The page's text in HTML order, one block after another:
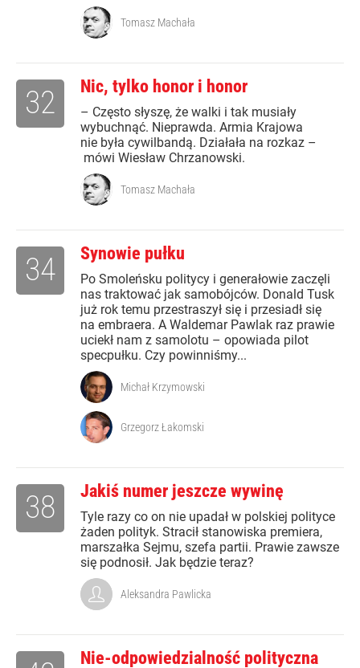
Tomasz Machała
Nic, tylko honor i honor
– Często słyszę, że walki i tak musiały
wybuchnąć. Nieprawda. Armia Krajowa
nie była cywilbandą. Działała na rozkaz –
mówi Wiesław Chrzanowski.
32
Tomasz Machała
Synowie pułku
Po Smoleńsku politycy i generałowie zaczęli
nas traktować jak samobójców. Donald Tusk
już rok temu przestraszył się i przesiadł się
na embraera. A Waldemar Pawlak raz prawie
uciekł nam z samolotu – opowiada pilot
specpułku. Czy powinniśmy...
34
Michał Krzymowski
Grzegorz Łakomski
Jakiś numer jeszcze wywinę
Tyle razy co on nie upadał w polskiej polityce
żaden polityk. Stracił stanowiska premiera,
marszałka Sejmu, szefa partii. Prawie zawsze
się podnosił. Jak będzie teraz?
38
Aleksandra Pawlicka
Nie-odpowiedzialność polityczna